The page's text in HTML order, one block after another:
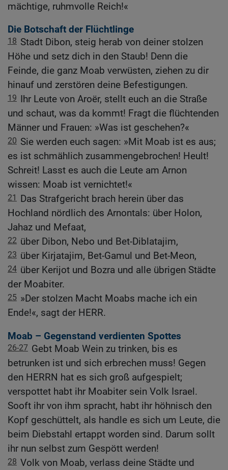
mächtige, ruhmvolle Reich!«
Die Botschaft der Flüchtlinge
18 Stadt Dibon, steig herab von deiner stolzen
Höhe und setz dich in den Staub! Denn die
Feinde, die ganz Moab verwüsten, ziehen zu dir
hinauf und zerstören deine Befestigungen.
19 Ihr Leute von Aroër, stellt euch an die Straße
und schaut, was da kommt! Fragt die flüchtenden
Männer und Frauen: »Was ist geschehen?«
20 Sie werden euch sagen: »Mit Moab ist es aus;
es ist schmählich zusammengebrochen! Heult!
Schreit! Lasst es auch die Leute am Arnon
wissen: Moab ist vernichtet!«
21
Das Strafgericht brach herein über das
Hochland nördlich des Arnontals: über Holon,
Jahaz und Mefaat,
22 über Dibon, Nebo und Bet-Diblatajim,
23 über Kirjatajim, Bet-Gamul und Bet-Meon,
24 über Kerijot und Bozra und alle übrigen Städte
der Moabiter.
25 »Der stolzen Macht Moabs mache ich ein
Ende!«, sagt der HERR.
Moab – Gegenstand verdienten Spottes
26-27 Gebt Moab Wein zu trinken, bis es
betrunken ist und sich erbrechen muss! Gegen
den HERRN hat es sich groß aufgespielt;
verspottet habt ihr Moabiter sein Volk Israel.
Sooft ihr von ihm spracht, habt ihr höhnisch den
Kopf geschüttelt, als handle es sich um Leute, die
beim Diebstahl ertappt worden sind. Darum sollt
ihr nun selbst zum Gespött werden!
28 Volk von Moab, verlass deine Städte und